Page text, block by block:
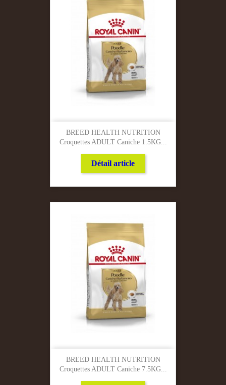
BREED HEALTH NUTRITION
Croquettes ADULT Caniche 1.5KG...
Détail article
BREED HEALTH NUTRITION
Croquettes ADULT Caniche 7.5KG...